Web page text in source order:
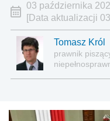
03 października
[Data aktualizacji
Tomasz Król
prawnik